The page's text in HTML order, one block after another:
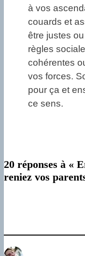
à vos
couards et
être justes
règles
cohérentes
vos forces.
pour ça et
ce sens.
20 réponses à «
reniez vos